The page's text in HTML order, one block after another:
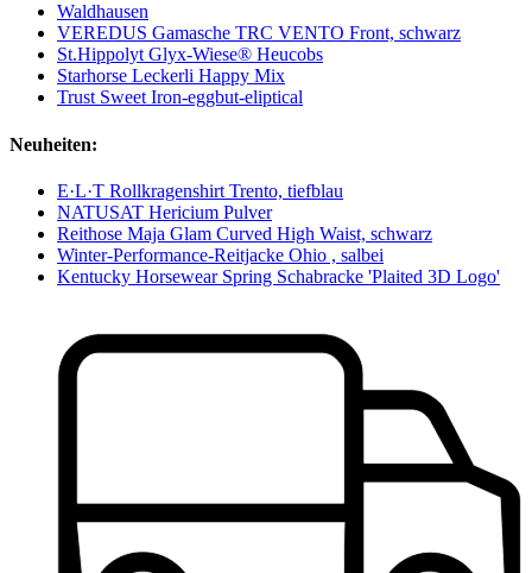
Waldhausen
VEREDUS Gamasche TRC VENTO Front, schwarz
St.Hippolyt Glyx-Wiese® Heucobs
Starhorse Leckerli Happy Mix
Trust Sweet Iron-eggbut-eliptical
Neuheiten:
E·L·T Rollkragenshirt Trento, tiefblau
NATUSAT Hericium Pulver
Reithose Maja Glam Curved High Waist, schwarz
Winter-Performance-Reitjacke Ohio , salbei
Kentucky Horsewear Spring Schabracke 'Plaited 3D Logo'